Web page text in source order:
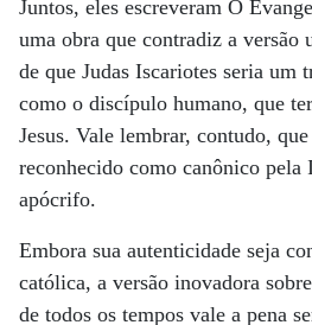
Juntos, eles escreveram O
uma obra que contradiz a versão
de que Judas Iscariotes seria um
como o discípulo humano, que
Jesus. Vale lembrar, contudo,
reconhecido como canônico pela
apócrifo.
Embora sua autenticidade seja
católica, a versão inovadora
de todos os tempos vale a pena